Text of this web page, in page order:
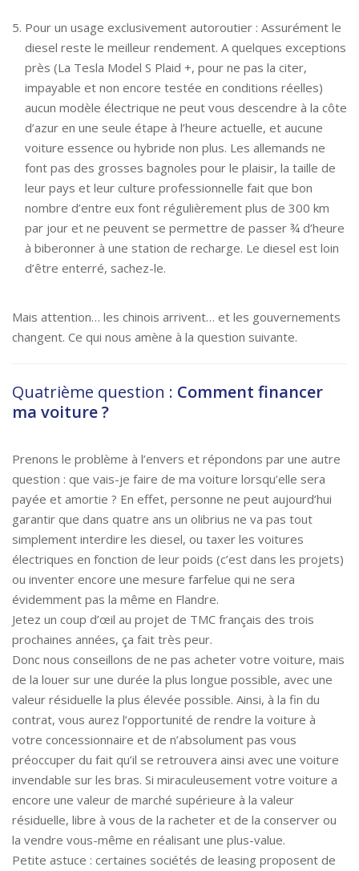
Pour un usage exclusivement autoroutier : Assurément le
diesel reste le meilleur rendement. A quelques exceptions
près (La Tesla Model S Plaid +, pour ne pas la citer,
impayable et non encore testée en conditions réelles)
aucun modèle électrique ne peut vous descendre à la côte
d’azur en une seule étape à l’heure actuelle, et aucune
voiture essence ou hybride non plus. Les allemands ne
font pas des grosses bagnoles pour le plaisir, la taille de
leur pays et leur culture professionnelle fait que bon
nombre d’entre eux font régulièrement plus de 300 km
par jour et ne peuvent se permettre de passer ¾ d’heure
à biberonner à une station de recharge. Le diesel est loin
d’être enterré, sachez-le.
Mais attention… les chinois arrivent… et les gouvernements
changent. Ce qui nous amène à la question suivante.
Quatrième question : Comment financer
ma voiture ?
Prenons le problème à l’envers et répondons par une autre
question : que vais-je faire de ma voiture lorsqu’elle sera
payée et amortie ? En effet, personne ne peut aujourd’hui
garantir que dans quatre ans un olibrius ne va pas tout
simplement interdire les diesel, ou taxer les voitures
électriques en fonction de leur poids (c’est dans les projets)
ou inventer encore une mesure farfelue qui ne sera
évidemment pas la même en Flandre.
Jetez un coup d’œil au projet de TMC français des trois
prochaines années, ça fait très peur.
Donc nous conseillons de ne pas acheter votre voiture, mais
de la louer sur une durée la plus longue possible, avec une
valeur résiduelle la plus élevée possible. Ainsi, à la fin du
contrat, vous aurez l’opportunité de rendre la voiture à
votre concessionnaire et de n’absolument pas vous
préoccuper du fait qu’il se retrouvera ainsi avec une voiture
invendable sur les bras. Si miraculeusement votre voiture a
encore une valeur de marché supérieure à la valeur
résiduelle, libre à vous de la racheter et de la conserver ou
la vendre vous-même en réalisant une plus-value.
Petite astuce : certaines sociétés de leasing proposent de